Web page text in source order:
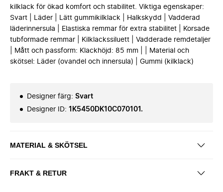
kilklack för ökad komfort och stabilitet. Viktiga egenskaper:
Svart | Läder | Lätt gummikilklack | Halkskydd | Vadderad
läderinnersula | Elastiska remmar för extra stabilitet | Korsade
tubformade remmar | Kilklackssiluett | Vadderade remdetaljer
| Mått och passform: Klackhöjd: 85 mm | | Material och
skötsel: Läder (ovandel och innersula) | Gummi (kilklack)
Designer färg: Svart
Designer ID: 1K5450DK10C070101.
MATERIAL & SKÖTSEL
FRAKT & RETUR